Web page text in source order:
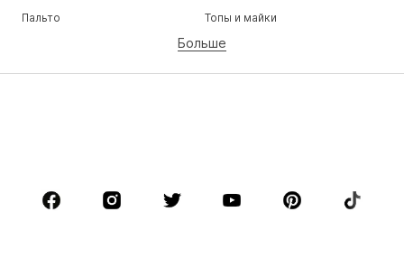
Пальто
Топы и майки
Белье
Юбки
Блузки и туники
Аксессуары
Премиум
Больше